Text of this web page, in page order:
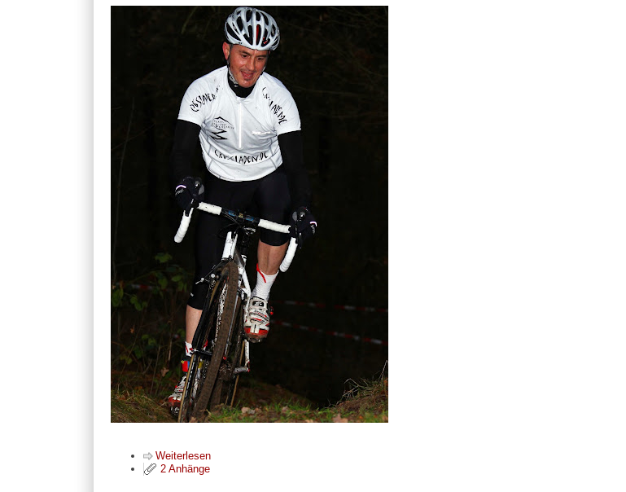
Weiterlesen
2 Anhänge